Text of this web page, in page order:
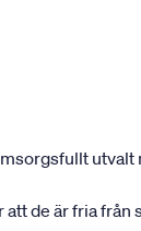
de är fria